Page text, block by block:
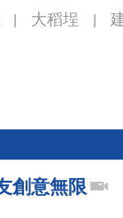
大稻埕
創意無限